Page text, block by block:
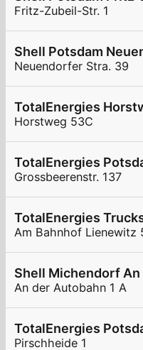
Fritz-Zubeil-Str. 1
Neuendorfer Stra. 39
TotalEnergies
Horstweg 53C
TotalEnergies
Grossbeerenstr. 137
TotalEnergies
Am Bahnhof Lienewitz
An der Autobahn 1 A
TotalEnergies
Pirschheide 1